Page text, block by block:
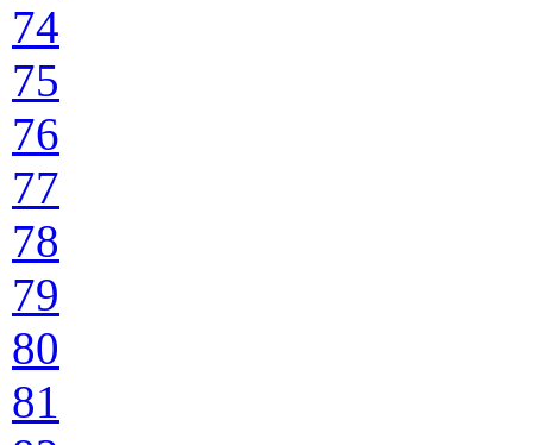
74
75
76
77
78
79
80
81